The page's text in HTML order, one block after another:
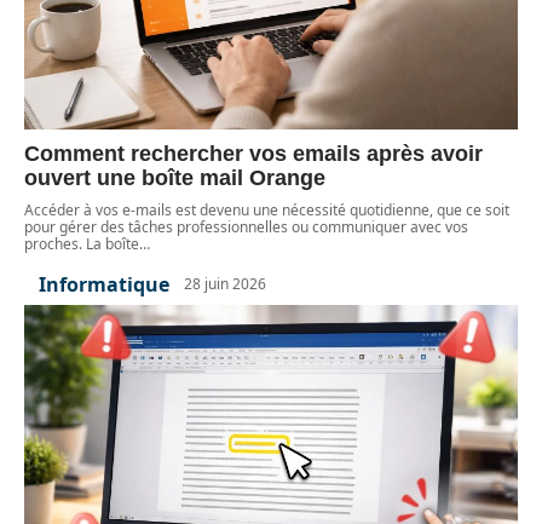
Comment rechercher vos emails après avoir
ouvert une boîte mail Orange
Accéder à vos e-mails est devenu une nécessité quotidienne, que ce soit
pour gérer des tâches professionnelles ou communiquer avec vos
proches. La boîte…
Informatique 28 juin 2026